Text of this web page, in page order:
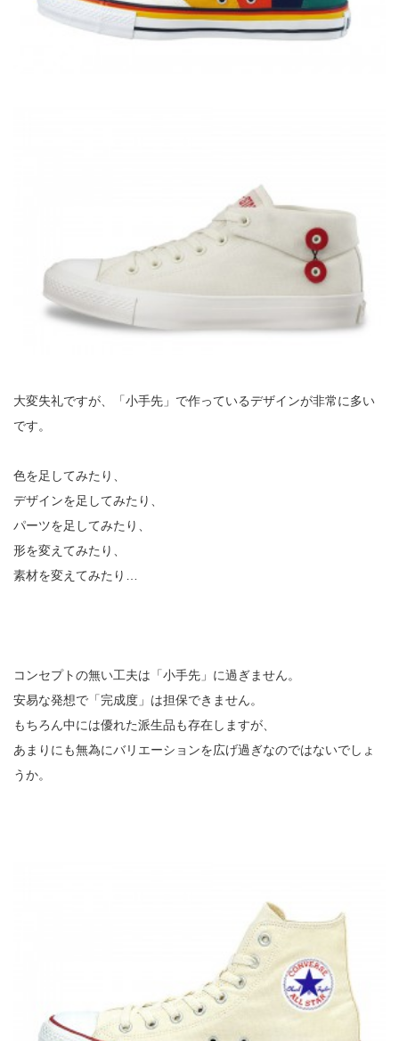
大変失礼ですが、「小手先」で作っているデザインが非常に多い
です。
色を足してみたり、
デザインを足してみたり、
パーツを足してみたり、
形を変えてみたり、
素材を変えてみたり…
コンセプトの無い工夫は「小手先」に過ぎません。
安易な発想で「完成度」は担保できません。
もちろん中には優れた派生品も存在しますが、
あまりにも無為にバリエーションを広げ過ぎなのではないでしょ
うか。